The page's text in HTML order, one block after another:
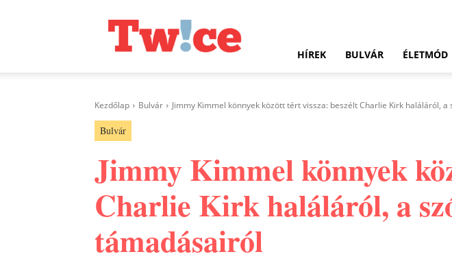
HÍREK BULVÁR ÉLETMÓD
Kezdőlap Bulvár Jimmy Kimmel könnyek között tért vissza: beszélt Charlie Kirk haláláról, a
Bulvár
Jimmy Kimmel könnyek
Charlie Kirk haláláról, a
támadásairól